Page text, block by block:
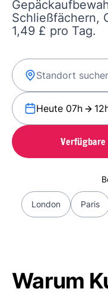
Schließfächern,
1,49 £ pro Tag.
Heute 07h
London Paris
Warum